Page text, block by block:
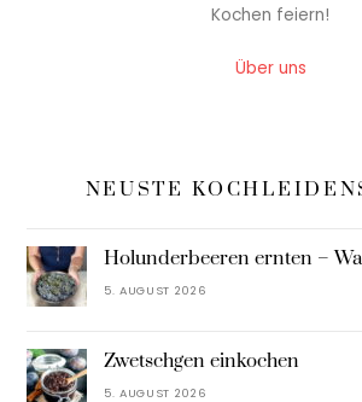
Kochen feiern!
Über uns
NEUSTE
Holunderbeeren ernten –
5. AUGUST 2026
Zwetschgen einkochen
5. AUGUST 2026